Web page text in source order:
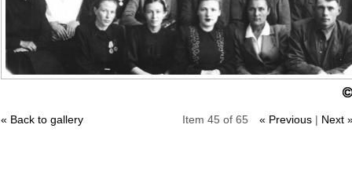
« Back to gallery Item 45 of 65 « Previous | Next